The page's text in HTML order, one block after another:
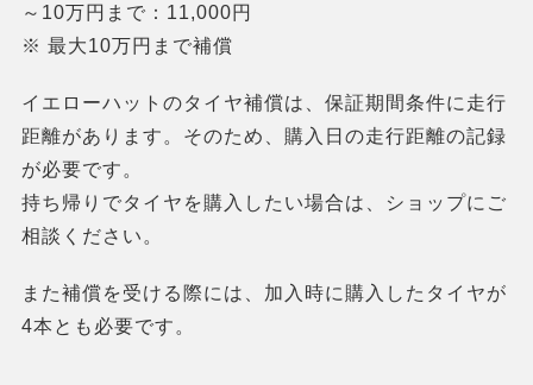
～10万円まで：11,000円
※ 最大10万円まで補償
イエローハットのタイヤ補償は、保証期間条件に走行
距離があります。そのため、購入日の走行距離の記録
が必要です。
持ち帰りでタイヤを購入したい場合は、ショップにご
相談ください。
また補償を受ける際には、加入時に購入したタイヤが
4本とも必要です。